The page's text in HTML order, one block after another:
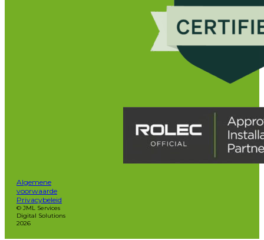
Algemene
voorwaarde
Privacybeleid
© JML Services
Digital Solutions
2026